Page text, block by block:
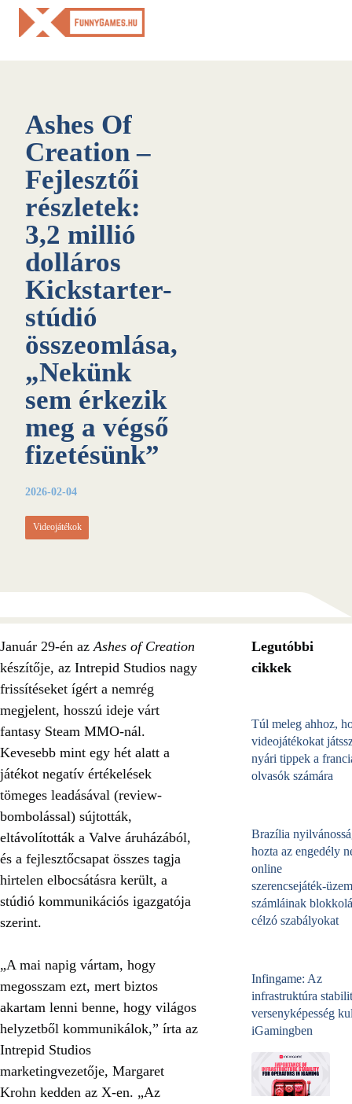
Skip
Ashes Of
Creation –
Fejlesztői
részletek:
3,2 millió
dolláros
Kickstarter-
stúdió
összeomlása,
„Nekünk
sem érkezik
meg a végső
fizetésünk”
2026-02-04
Videojátékok
Január 29-én az Ashes of Creation
készítője, az Intrepid Studios nagy
frissítéseket ígért a nemrég
megjelent, hosszú ideje várt
fantasy Steam MMO-nál.
Kevesebb mint egy hét alatt a
játékot negatív értékelések
tömeges leadásával (review-
bombolással) sújtották,
eltávolították a Valve áruházából,
és a fejlesztőcsapat összes tagja
hirtelen elbocsátásra került, a
stúdió kommunikációs igazgatója
szerint.
„A mai napig vártam, hogy
megosszam ezt, mert biztos
akartam lenni benne, hogy világos
helyzetből kommunikálok,” írta az
Intrepid Studios
marketingvezetője, Margaret
Krohn kedden az X-en. „Az
Legutóbbi
cikkek
Túl meleg ahhoz,
videojátékokat
nyári tippek a
olvasók számára
Brazília
hozta az engedély
online
számláinak
célzó szabályokat
Infingame: Az
infrastruktúra
versenyképesség
iGamingben